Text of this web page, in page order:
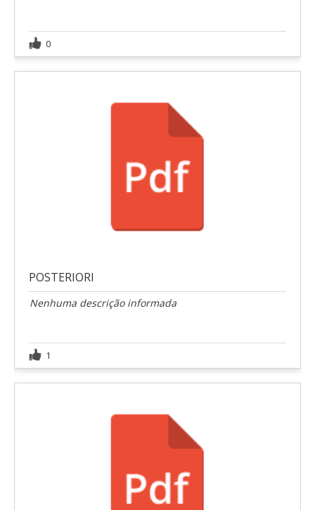
0
POSTERIORI
Nenhuma descrição informada
1